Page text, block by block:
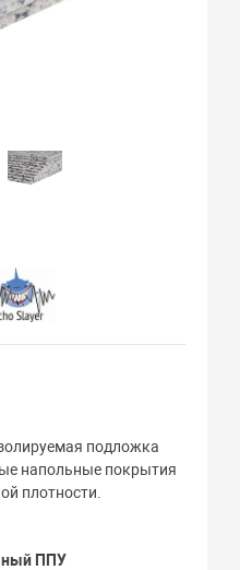
подложка
напольные покрытия
плотности.
ППУ